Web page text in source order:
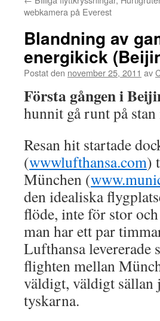
webkamera på Everest
Blandning av
energikick
Postat den november 25, 2011 av
Första gången i
hunnit gå runt på
Resan hit startade
(wwwlufthansa.com)
München (
den idealiska
flöde, inte för stor
man har ett par
Lufthansa levererade
flighten mellan
väldigt, väldigt sällan
tyskarna.